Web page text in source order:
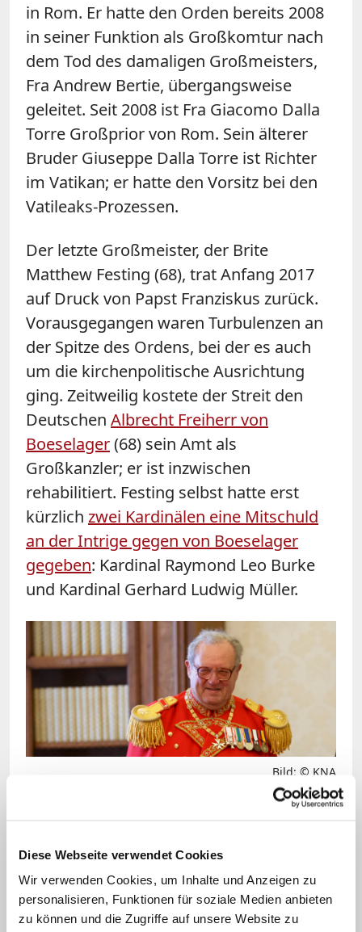
Diese Webseite verwendet Cookies
Wir verwenden Cookies, um Inhalte und Anzeigen zu
personalisieren, Funktionen für soziale Medien anbieten
zu können und die Zugriffe auf unsere Website zu
in Rom. Er hatte den Orden bereits 2008
in seiner Funktion als Großkomtur nach
dem Tod des damaligen Großmeisters,
Fra Andrew Bertie, übergangsweise
geleitet. Seit 2008 ist Fra Giacomo Dalla
Torre Großprior von Rom. Sein älterer
Bruder Giuseppe Dalla Torre ist Richter
im Vatikan; er hatte den Vorsitz bei den
Vatileaks-Prozessen.
Der letzte Großmeister, der Brite
Matthew Festing (68), trat Anfang 2017
auf Druck von Papst Franziskus zurück.
Vorausgegangen waren Turbulenzen an
der Spitze des Ordens, bei der es auch
um die kirchenpolitische Ausrichtung
ging. Zeitweilig kostete der Streit den
Deutschen Albrecht Freiherr von
Boeselager(68) sein Amt als
Großkanzler; er ist inzwischen
rehabilitiert. Festing selbst hatte erst
kürzlich zwei Kardinälen eine Mitschuld
an der Intrige gegen von Boeselager
gegeben: Kardinal Raymond Leo Burke
und Kardinal Gerhard Ludwig Müller.
Bild: © KNA
War 2017 zurückgetreten: der damalige Malteser-
Neben der Wahl des Großmeister stand
am Mittwoch auch die Beratung über
einen neuen Verfassungentwurf auf der